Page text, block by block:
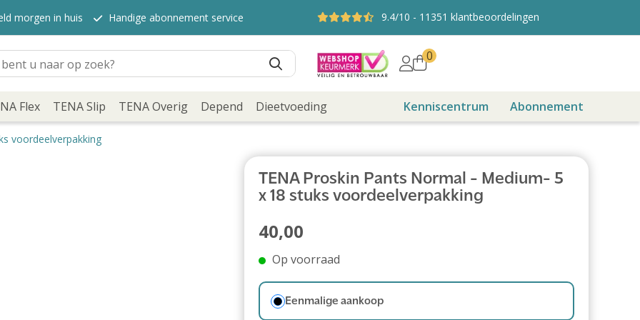
morgen in huis Handige abonnement service 9.4/10 - 11351 klantbeoordelingen
0
Flex TENA Slip TENA Overig Depend Dieetvoeding Kenniscentrum Abonnement
voordeelverpakking
TENA Proskin Pants Normal - Medium- 5
x 18 stuks voordeelverpakking
40,00
Op voorraad
Eenmalige aankoop